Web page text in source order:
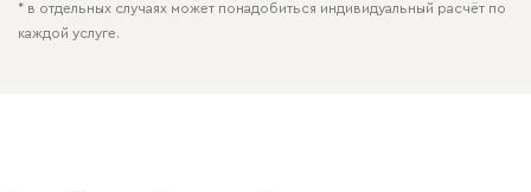
* в отдельных случаях может понадобиться индивидуальный расчёт по
каждой услуге.